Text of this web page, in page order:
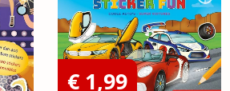
€ 1,99